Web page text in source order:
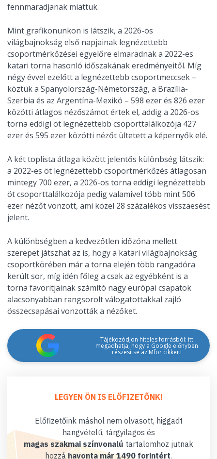
fennmaradjanak miattuk.
Mint grafikonunkon is látszik, a 2026-os
világbajnokság első napjainak legnézettebb
csoportmérkőzései egyelőre elmaradnak a 2022-es
katari torna hasonló időszakának eredményeitől. Míg
négy évvel ezelőtt a legnézettebb csoportmeccsek –
köztük a Spanyolország-Németország, a Brazília-
Szerbia és az Argentína-Mexikó – 598 ezer és 826 ezer
közötti átlagos nézőszámot értek el, addig a 2026-os
torna eddigi öt legnézettebb csoporttalálkozója 427
ezer és 595 ezer közötti nézőt ültetett a képernyők elé.
A két toplista átlaga között jelentős különbség látszik:
a 2022-es öt legnézettebb csoportmérkőzés átlagosan
mintegy 700 ezer, a 2026-os torna eddigi legnézettebb
öt csoporttalálkozója pedig valamivel több mint 506
ezer nézőt vonzott, ami közel 28 százalékos visszaesést
jelent.
A különbségben a kedvezőtlen időzóna mellett
szerepet játszhat az is, hogy a katari világbajnokság
csoportkörében már a torna elején több rangadóra
került sor, míg idén főleg a csak az egyébként is a
torna favoritjainak számító nagy európai csapatok
alacsonyabban rangsorolt válogatottakkal zajló
összecsapásai vonzották a nézőket.
Tájékozódjon hiteles forrásból: itt
megadhatja, hogy a Google előnyben
részesítse az Mfor cikkeit!
LEGYEN ÖN IS ELŐFIZETŐNK!
Előfizetőink máshol nem olvasott, higgadt
hangvételű, tárgyilagos és
magas szakmai színvonalú tartalomhoz jutnak
hozzáhavonta már 1490 forintért.